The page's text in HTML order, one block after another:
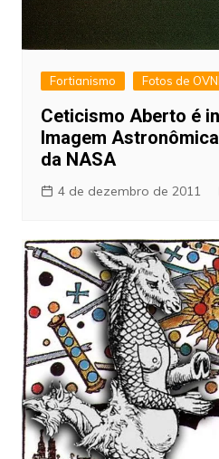
Fortianismo Fotos de
Ceticismo Aberto é
Imagem
da NASA
4 de dezembro de 2011